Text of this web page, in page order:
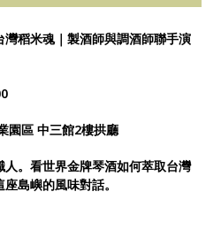
灣稻米魂｜製酒師與調酒師聯手演
園區 中三館2樓拱廳
。看世界金牌琴酒如何萃取台灣
島嶼的風味對話。